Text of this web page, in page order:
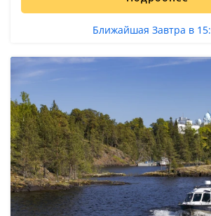
Ближайшая Завтра в